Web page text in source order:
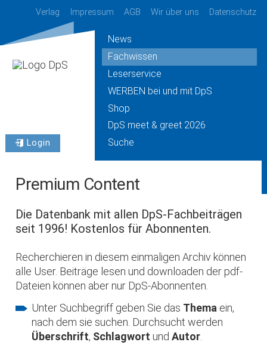
Verlag Impressum AGB Wir über uns Datenschutz
Login
News
Fachwissen
Leserservice
WERBEN bei und mit DpS
Shop
DpS meet & greet 2026
Suche
Premium Content
Die Datenbank mit allen DpS-Fachbeiträgen
seit 1996! Kostenlos für Abonnenten.
Recherchieren in diesem einmaligen Archiv können
alle User. Beiträge lesen und downloaden der pdf-
Dateien können aber nur DpS-Abonnenten.
Unter Suchbegriff geben Sie das Thema ein,
nach dem sie suchen. Durchsucht werden
Überschrift, Schlagwort undAutor